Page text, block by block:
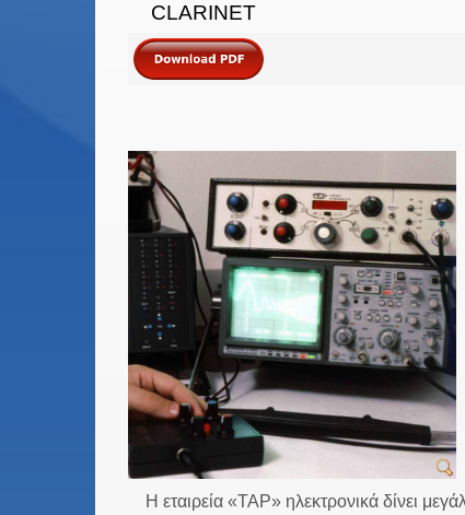
CLARINET
Η εταιρεία «ΤΑΡ» ηλεκτρονικά δίνει